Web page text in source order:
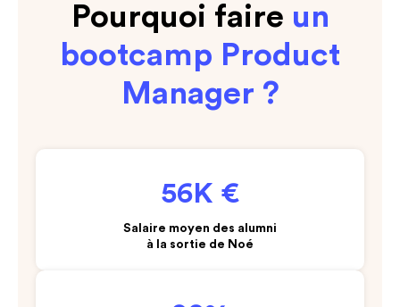
Pourquoi faire un
bootcamp Product
Manager ?
56K €
Salaire moyen des alumni
à la sortie de Noé